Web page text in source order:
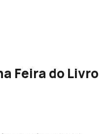
Feira do Livro